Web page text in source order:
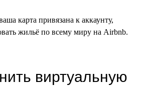
карта привязана к аккаунту,
жильё по всему миру на Airbnb.
виртуальную